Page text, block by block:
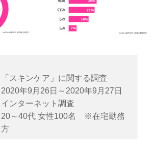
「スキンケア」に関する調査
2020年9月26日～2020年9月27日
インターネット調査
20～40代 女性100名 ※在宅勤務